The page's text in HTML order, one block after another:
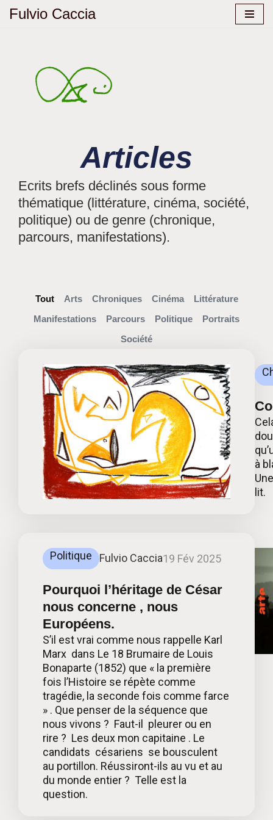
Fulvio Caccia
Articles
Ecrits brefs déclinés sous forme
thématique (littérature, cinéma, société,
politique) ou de genre (chronique,
parcours, manifestations).
Arts Chroniques Cinéma
Littérature
Manifestations
Parcours Politique
Portraits
Société
Tout
à
lit.
Politique Fulvio Caccia19 Fév 2025
Pourquoi l’héritage de César
nous concerne , nous
Européens.
S’il est vrai comme nous rappelle Karl
Marx dans Le 18 Brumaire de Louis
Bonaparte (1852) que « la première
fois l’Histoire se répète comme
tragédie, la seconde fois comme farce
» . Que penser de la séquence que
nous vivons ? Faut-il pleurer ou en
rire ? Les deux mon capitaine . Le
candidats césariens se bousculent
au portillon. Réussiront-ils au vu et au
du monde entier ? Telle est la
question.